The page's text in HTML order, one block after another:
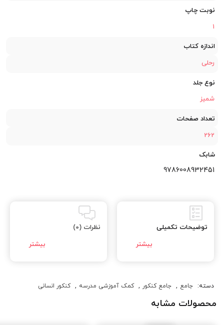
نوبت چاپ
1
اندازه کتاب
رحلی
نوع جلد
شمیز
تعداد صفحات
262
شابک
9786008932451
توضیحات تکمیلی نظرات (0)
دسته: جامع , جامع کنکور , کمک آموزشی مدرسه , کنکور انسانی
محصولات مشابه